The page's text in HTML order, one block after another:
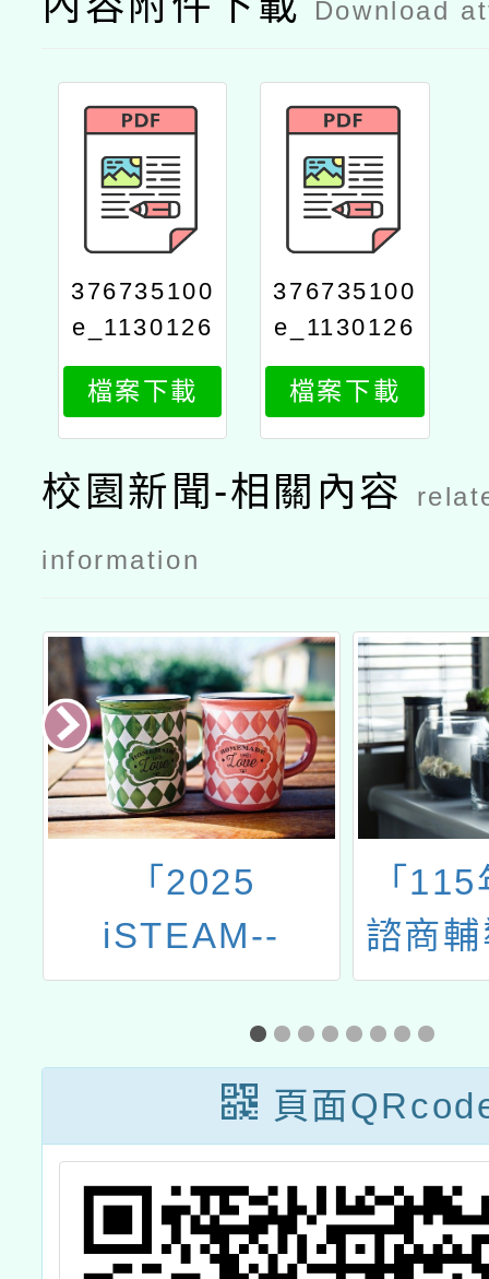
Download
376735100
e_1130126
150_attach
2
檔案下載
376735100
e_1130126
150_attach
1
檔案下載
校園新聞-相關內容
information
「115年度教師
諮商輔導支持服
務」4至6月教師
線上研習課程、
實體工作坊
114
業成
計畫─
方多
南二
頁面